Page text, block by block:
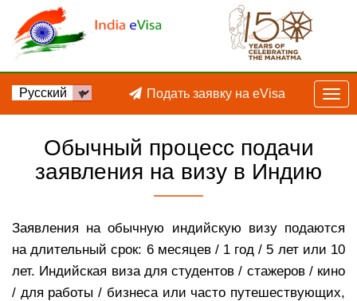
Подать заявку на eVisa
Обычный процесс подачи
заявления на визу в Индию
Заявления на обычную индийскую визу подаются
на длительный срок: 6 месяцев / 1 год / 5 лет или 10
лет. Индийская виза для студентов / стажеров / кино
/ для работы / бизнеса или часто путешествующих,